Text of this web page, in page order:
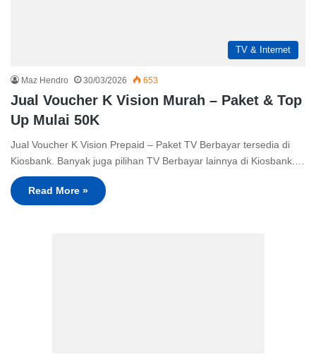
TV & Internet
Maz Hendro 30/03/2026 653
Jual Voucher K Vision Murah – Paket & Top
Up Mulai 50K
Jual Voucher K Vision Prepaid – Paket TV Berbayar tersedia di
Kiosbank. Banyak juga pilihan TV Berbayar lainnya di Kiosbank.…
Read More »